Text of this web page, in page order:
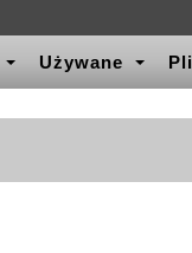
Używane